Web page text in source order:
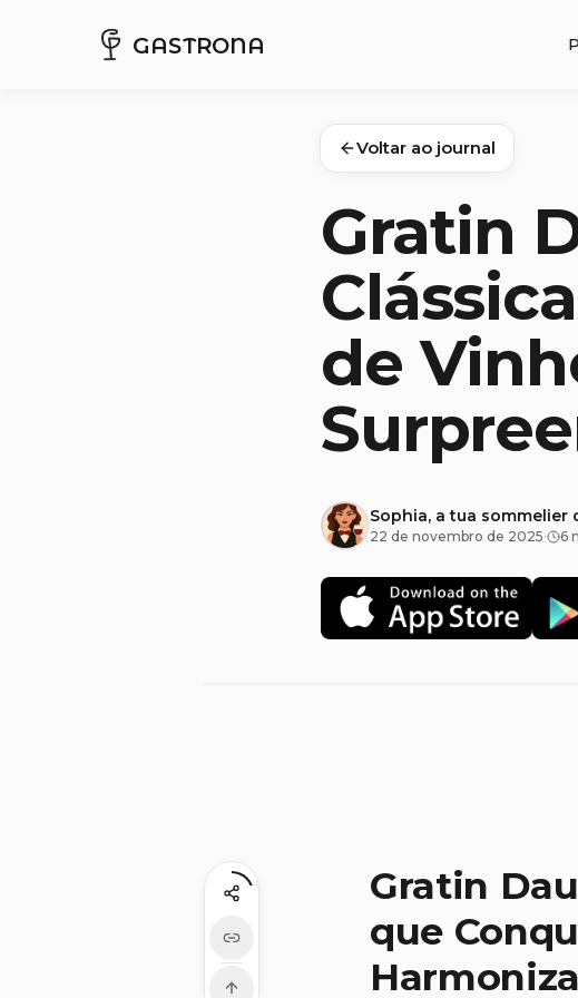
GASTRONA
Voltar ao journal
Gratin
de
Sophia, a tua sommelier
22 de novembro de 2025· 6
Gratin
que